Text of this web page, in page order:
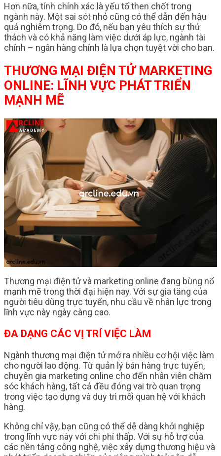
Hơn nữa, tính chính xác là yếu tố then chốt trong
ngành này. Một sai sót nhỏ cũng có thể dẫn đến hậu
quả nghiêm trọng. Do đó, nếu bạn yêu thích sự thử
thách và có khả năng làm việc dưới áp lực, ngành tài
chính – ngân hàng chính là lựa chọn tuyệt vời cho bạn.
THƯƠNG MẠI ĐIỆN TỬ MARKETING
ONLINE: LĨNH VỰC PHÁT TRIỂN
MẠNH MẼ
Thương mại điện tử và marketing online đang bùng nổ
mạnh mẽ trong thời đại hiện nay. Với sự gia tăng của
người tiêu dùng trực tuyến, nhu cầu về nhân lực trong
lĩnh vực này ngày càng cao.
ĐA DẠNG CÁC VỊ TRÍ VIỆC LÀM
Ngành thương mại điện tử mở ra nhiều cơ hội việc làm
cho người lao động. Từ quản lý bán hàng trực tuyến,
chuyên gia marketing online cho đến nhân viên chăm
sóc khách hàng, tất cả đều đóng vai trò quan trọng
trong việc tạo dựng và duy trì mối quan hệ với khách
hàng.
Không chỉ vậy, bạn cũng có thể dễ dàng khởi nghiệp
trong lĩnh vực này với chi phí thấp. Với sự hỗ trợ của
các nền tảng công nghệ, việc xây dựng thương hiệu và